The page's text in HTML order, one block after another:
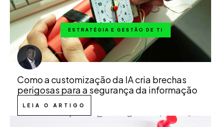
ESTRATÉGIA E GESTÃO DE TI
Como a customização da IA cria brechas
perigosas para a segurança da informação
LEIA O ARTIGO